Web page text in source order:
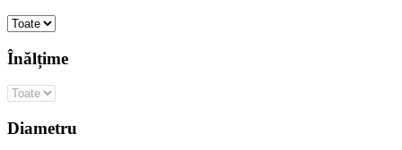
Înălțime
Diametru